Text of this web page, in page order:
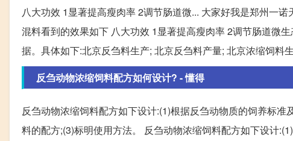
八大功效 1显著提高瘦肉率 2调节肠道微... 大家好我是郑州一
混料看到的效果如下 八大功效 1显著提高瘦肉率 2调节肠道微
据。具体如下:北京反刍料生产; 北京反刍料产量; 北京浓缩饲料
反刍动物浓缩饲料配方如何设计? - 懂得
反刍动物浓缩饲料配方如下设计:(1)根据反刍动物质的饲养标
料的配方;(3)标明使用方法。 反刍动物浓缩饲料配方如下设计